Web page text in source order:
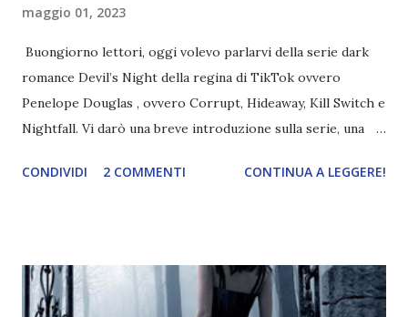
maggio 01, 2023
Buongiorno lettori, oggi volevo parlarvi della serie dark
romance Devil’s Night della regina di TikTok ovvero
Penelope Douglas , ovvero Corrupt, Hideaway, Kill Switch e
Nightfall. Vi darò una breve introduzione sulla serie, una
e anche un breve commento sui libri singoli. I libri sono in
grande (Devil's Night 1#) Autrice : Penelope Douglas
Pagine: 448 Editore: Newton Compton Editori
CONDIVIDI 2 COMMENTI CONTINUA A LEGGERE!